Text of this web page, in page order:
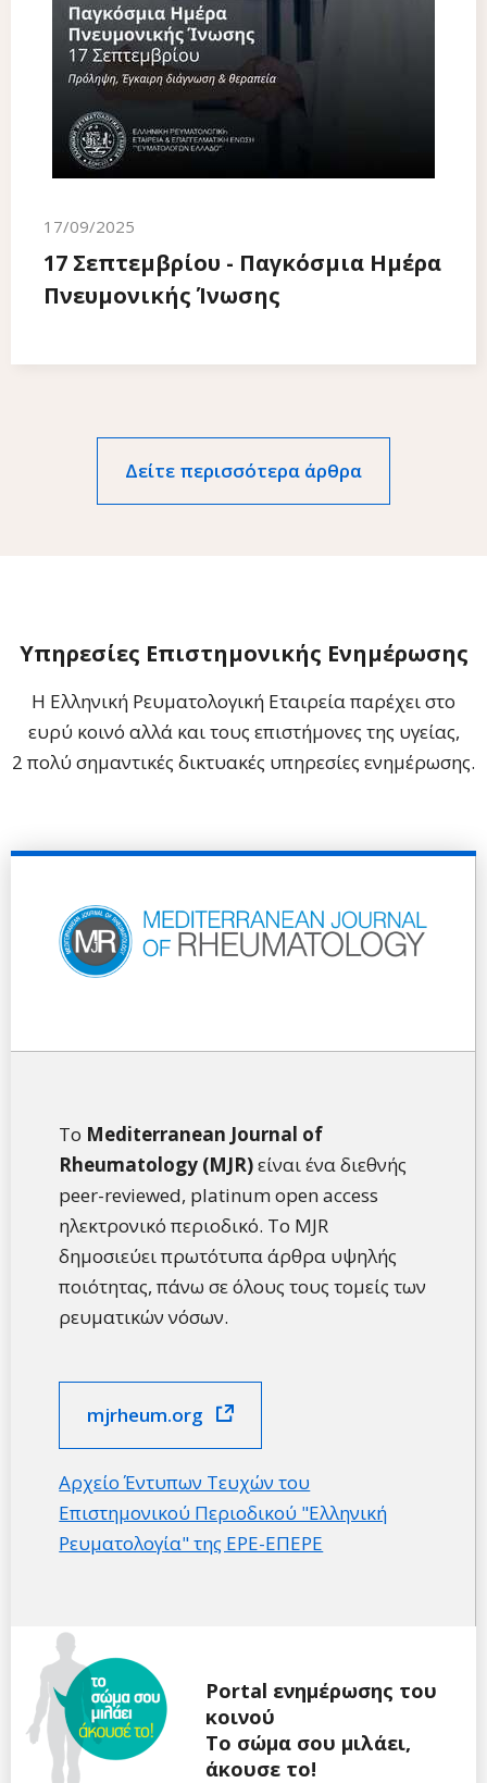
17/09/2025
17 Σεπτεμβρίου - Παγκόσμια Ημέρα
Πνευμονικής Ίνωσης
Δείτε περισσότερα άρθρα
Υπηρεσίες Επιστημονικής Ενημέρωσης
Η Ελληνική Ρευματολογική Εταιρεία παρέχει στο
ευρύ κοινό αλλά και τους επιστήμονες της υγείας,
2 πολύ σημαντικές δικτυακές υπηρεσίες ενημέρωσης.
Το Mediterranean Journal of
Rheumatology (MJR)είναι ένα διεθνής
peer-reviewed, platinum open access
ηλεκτρονικό περιοδικό. Το MJR
δημοσιεύει πρωτότυπα άρθρα υψηλής
ποιότητας, πάνω σε όλους τους τομείς των
ρευματικών νόσων.
mjrheum.org
Αρχείο Έντυπων Τευχών του
Επιστημονικού Περιοδικού "Ελληνική
Ρευματολογία" της ΕΡΕ-ΕΠΕΡΕ
Portal ενημέρωσης του
κοινού
Tο σώμα σου μιλάει,
άκουσε το!